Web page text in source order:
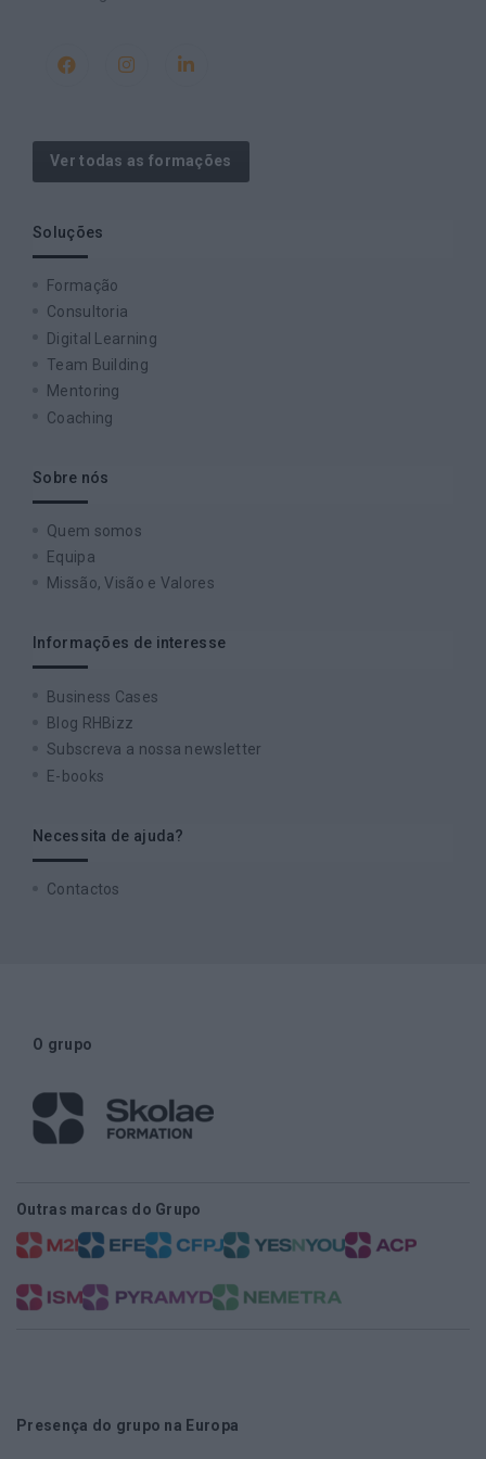
Ver todas as formações
Soluções
Formação
Consultoria
Digital Learning
Team Building
Mentoring
Coaching
Sobre nós
Quem somos
Equipa
Missão, Visão e Valores
Informações de interesse
Business Cases
Blog RHBizz
Subscreva a nossa newsletter
E-books
Necessita de ajuda?
Contactos
O grupo
Outras marcas do Grupo
Presença do grupo na Europa